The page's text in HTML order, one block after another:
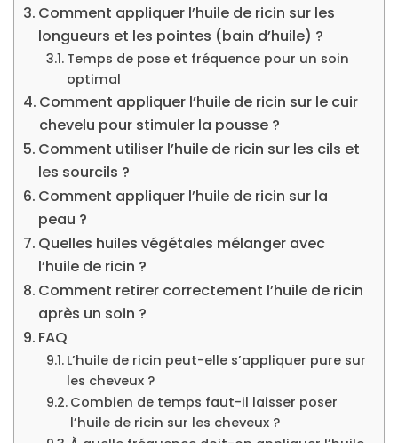
Comment appliquer l’huile de ricin sur les
longueurs et les pointes (bain d’huile) ?
Temps de pose et fréquence pour un soin
optimal
Comment appliquer l’huile de ricin sur le cuir
chevelu pour stimuler la pousse ?
Comment utiliser l’huile de ricin sur les cils et
les sourcils ?
Comment appliquer l’huile de ricin sur la
peau ?
Quelles huiles végétales mélanger avec
l’huile de ricin ?
Comment retirer correctement l’huile de ricin
après un soin ?
FAQ
L’huile de ricin peut-elle s’appliquer pure sur
les cheveux ?
Combien de temps faut-il laisser poser
l’huile de ricin sur les cheveux ?